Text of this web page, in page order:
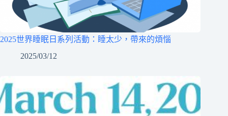
2025世界睡眠日系列活動：睡太少，帶來的煩惱
2025/03/12